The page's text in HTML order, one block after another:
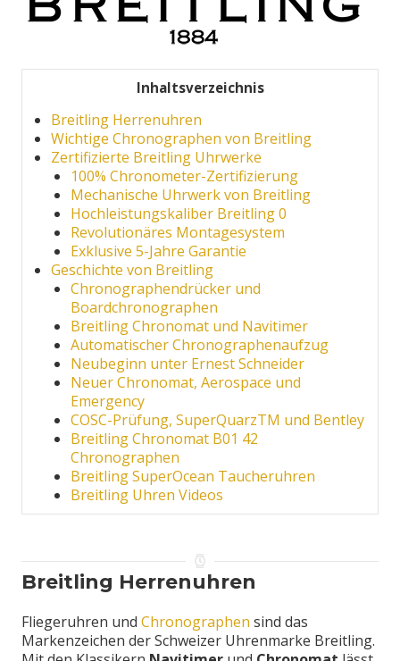
Inhaltsverzeichnis
Breitling Herrenuhren
Wichtige Chronographen von Breitling
Zertifizierte Breitling Uhrwerke
100% Chronometer-Zertifizierung
Mechanische Uhrwerk von Breitling
Hochleistungskaliber Breitling 0
Revolutionäres Montagesystem
Exklusive 5-Jahre Garantie
Geschichte von Breitling
Chronographendrücker und
Boardchronographen
Breitling Chronomat und Navitimer
Automatischer Chronographenaufzug
Neubeginn unter Ernest Schneider
Neuer Chronomat, Aerospace und
Emergency
COSC-Prüfung, SuperQuarzTM und Bentley
Breitling Chronomat B01 42
Chronographen
Breitling SuperOcean Taucheruhren
Breitling Uhren Videos
Breitling Herrenuhren
Fliegeruhren und Chronographen sind das
Markenzeichen der Schweizer Uhrenmarke Breitling.